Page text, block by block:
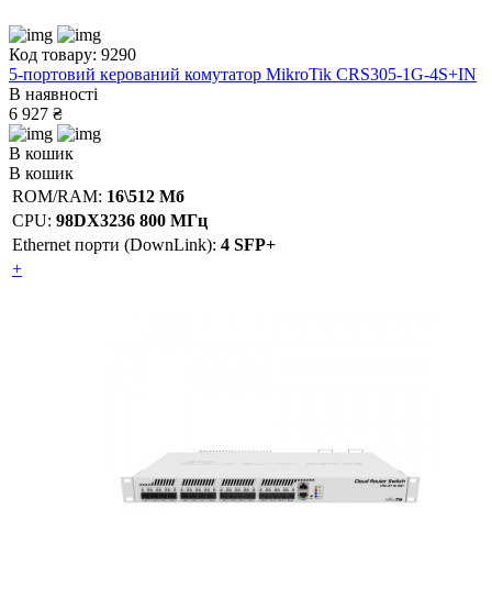
Код товару: 9290
5-портовий керований комутатор MikroTik CRS305-1G-4S+IN
В наявності
6 927 ₴
В кошик
В кошик
ROM/RAM: 16\512 Мб
CPU: 98DX3236 800 МГц
Ethernet порти (DownLink): 4 SFP+
+